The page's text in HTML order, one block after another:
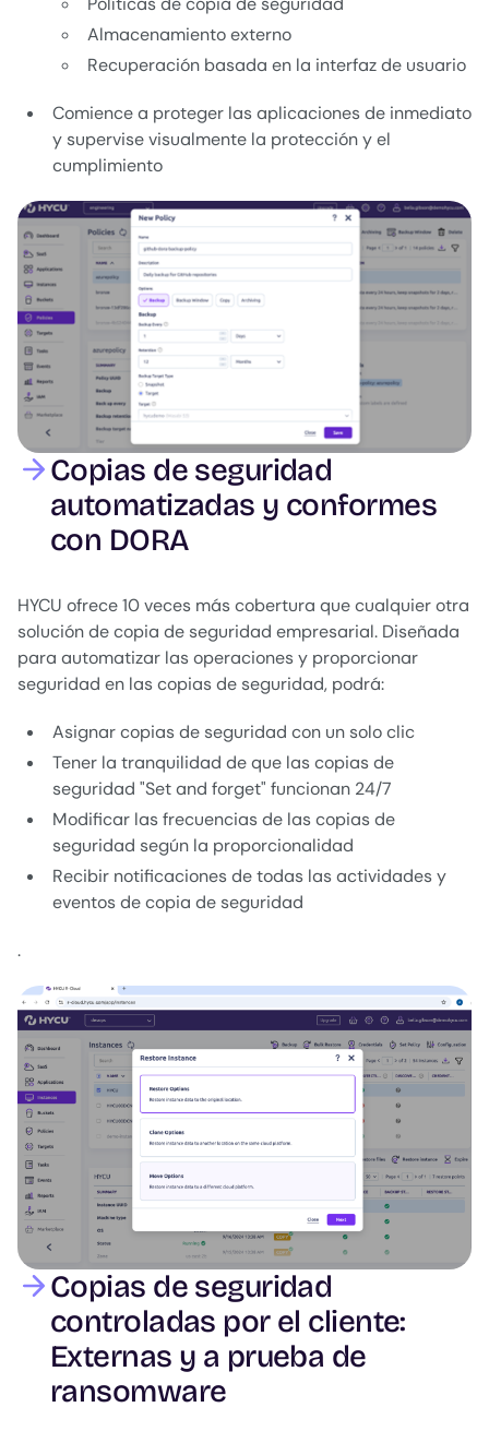
Almacenamiento externo
Recuperación basada en la interfaz de usuario
Comience a proteger las aplicaciones de inmediato
y supervise visualmente la protección y el
cumplimiento
Image
Copias de seguridad
automatizadas y conformes
con DORA
HYCU ofrece 10 veces más cobertura que cualquier otra
solución de copia de seguridad empresarial. Diseñada
para automatizar las operaciones y proporcionar
seguridad en las copias de seguridad, podrá:
Asignar copias de seguridad con un solo clic
Tener la tranquilidad de que las copias de
seguridad "Set and forget" funcionan 24/7
Modificar las frecuencias de las copias de
seguridad según la proporcionalidad
Recibir notificaciones de todas las actividades y
eventos de copia de seguridad
.
Image
Copias de seguridad
controladas por el cliente:
Externas y a prueba de
ransomware